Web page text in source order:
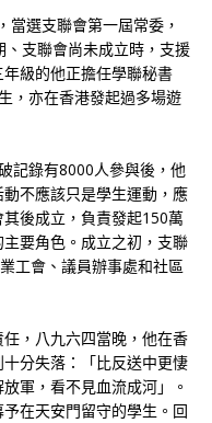
當選支聯會第一屆常委，
支聯會尚未成立時，支援
級的他正擔任學聯秘書
，亦在香港發起過多場遊
記錄有8000人參與後，他
不應該只是學生運動，應
後成立，負責發起150萬
要角色。成立之初，支聯
工會、議員辦事處和社區
，八九六四當晚，他在香
分失落：「比反送中更悽
軍，看不見血流成河」。
在天安門留守的學生。回